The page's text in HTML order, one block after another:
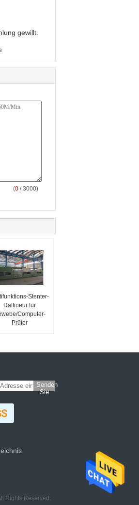
gewillt.
(0 / 3000)
Stenter-
Raffineur für
Computer-
Prüfer
Senden
Sie
Rights Reserved.